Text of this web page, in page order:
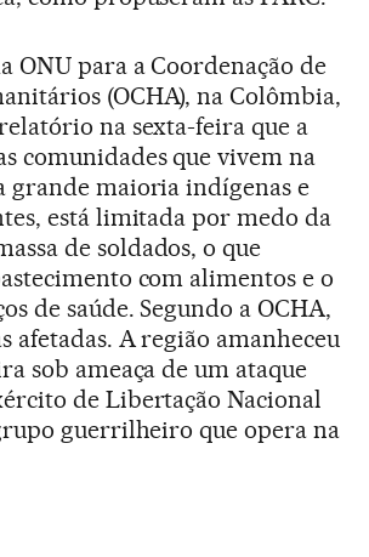
ONU para a Coordenação de
(OCHA), na Colômbia,
na sexta-feira que a
comunidades que vivem na
grande maioria indígenas e
está limitada por medo da
de soldados, o que
com alimentos e o
de saúde. Segundo a OCHA,
afetadas. A região amanheceu
sob ameaça de um ataque
de Libertação Nacional
guerrilheiro que opera na